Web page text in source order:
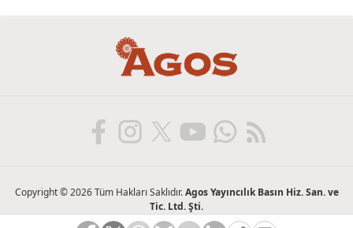
Copyright © 2026 Tüm Hakları Saklıdır.Agos Yayıncılık Basın Hiz. San. ve
Tic. Ltd. Şti.